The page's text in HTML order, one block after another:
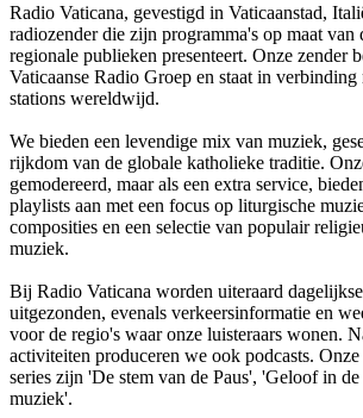
Radio Vaticana, gevestigd in Vaticaanstad,
radiozender die zijn programma's op maat van
regionale publieken presenteert. Onze zender
Vaticaanse Radio Groep en staat in
stations wereldwijd.
We bieden een levendige mix van muziek,
rijkdom van de globale katholieke traditie.
gemodereerd, maar als een extra service,
playlists aan met een focus op liturgische
composities en een selectie van populair
muziek.
Bij Radio Vaticana worden uiteraard
uitgezonden, evenals verkeersinformatie en
voor de regio's waar onze luisteraars wonen.
activiteiten produceren we ook podcasts.
series zijn 'De stem van de Paus', 'Geloof in
muziek'.